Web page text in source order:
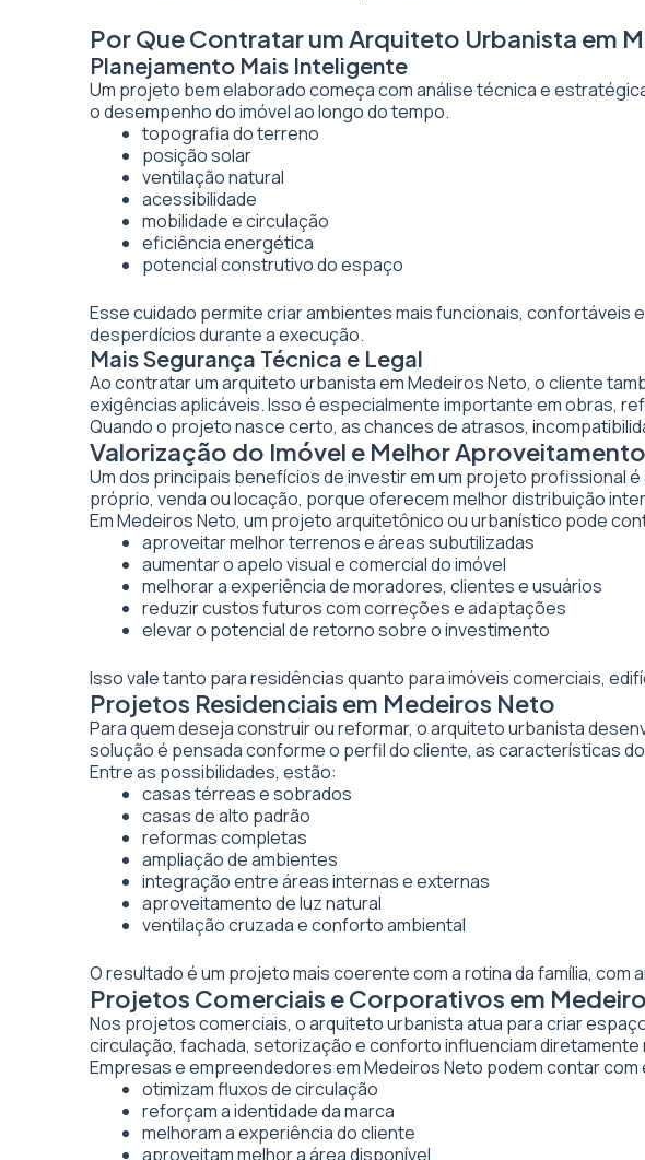
Por Que Contratar um Arquiteto Urbanista em
Planejamento Mais Inteligente
Um projeto bem elaborado começa com análise técnica e
o desempenho do imóvel ao longo do tempo.
topografia do terreno
posição solar
ventilação natural
acessibilidade
mobilidade e circulação
eficiência energética
potencial construtivo do espaço
Esse cuidado permite criar ambientes mais funcionais,
desperdícios durante a execução.
Mais Segurança Técnica e Legal
Ao contratar um arquiteto urbanista em Medeiros Neto, o cliente
exigências aplicáveis. Isso é especialmente importante em obras,
Quando o projeto nasce certo, as chances de atrasos,
Valorização do Imóvel e Melhor
Um dos principais benefícios de investir em um projeto profissional
próprio, venda ou locação, porque oferecem melhor distribuição
Em Medeiros Neto, um projeto arquitetônico ou urbanístico pode
aproveitar melhor terrenos e áreas subutilizadas
aumentar o apelo visual e comercial do imóvel
melhorar a experiência de moradores, clientes e usuários
reduzir custos futuros com correções e adaptações
elevar o potencial de retorno sobre o investimento
Isso vale tanto para residências quanto para imóveis comerciais,
Projetos Residenciais em Medeiros Neto
Para quem deseja construir ou reformar, o arquiteto urbanista
solução é pensada conforme o perfil do cliente, as características
Entre as possibilidades, estão:
casas térreas e sobrados
casas de alto padrão
reformas completas
ampliação de ambientes
integração entre áreas internas e externas
aproveitamento de luz natural
ventilação cruzada e conforto ambiental
O resultado é um projeto mais coerente com a rotina da família,
Projetos Comerciais e Corporativos em
Nos projetos comerciais, o arquiteto urbanista atua para criar
circulação, fachada, setorização e conforto influenciam
Empresas e empreendedores em Medeiros Neto podem contar
otimizam fluxos de circulação
reforçam a identidade da marca
melhoram a experiência do cliente
aproveitam melhor a área disponível